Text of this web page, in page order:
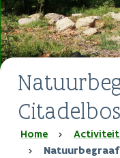
Kruimelpad
Home